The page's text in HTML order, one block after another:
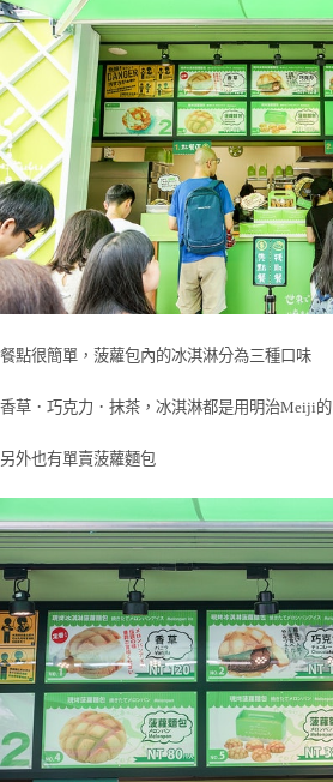
餐點很簡單，菠蘿包內的冰淇淋分為三種口味
香草．巧克力．抹茶，冰淇淋都是用明治Meiji的
另外也有單賣菠蘿麵包